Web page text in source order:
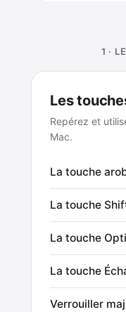
1 ·
Les
Repérez et
Mac.
La touche
La touche
La touche
La touche
Verrouiller